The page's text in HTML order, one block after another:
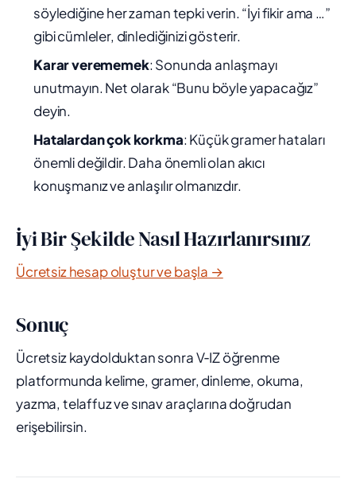
söylediğine her zaman tepki verin. “İyi fikir ama …”
gibi cümleler, dinlediğinizi gösterir.
Karar verememek: Sonunda anlaşmayı
unutmayın. Net olarak “Bunu böyle yapacağız”
deyin.
Hatalardan çok korkma: Küçük gramer hataları
önemli değildir. Daha önemli olan akıcı
konuşmanız ve anlaşılır olmanızdır.
İyi Bir Şekilde Nasıl Hazırlanırsınız
Ücretsiz hesap oluştur ve başla →
Sonuç
Ücretsiz kaydolduktan sonra V‑IZ öğrenme
platformunda kelime, gramer, dinleme, okuma,
yazma, telaffuz ve sınav araçlarına doğrudan
erişebilirsin.